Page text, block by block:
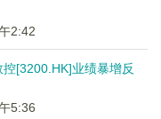
2:42
控[3200.HK]业绩暴增反
5:36